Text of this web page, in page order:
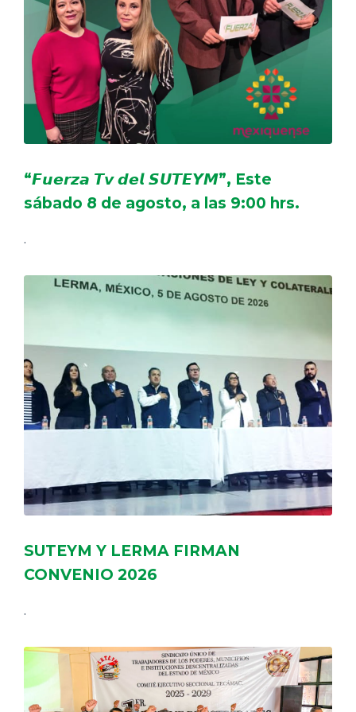
“𝙁𝙪𝙚𝙧𝙯𝙖 𝙏𝙫 𝙙𝙚𝙡 𝙎𝙐𝙏𝙀𝙔𝙈”, Este
sábado 8 de agosto, a las 9:00 hrs.
.
SUTEYM Y LERMA FIRMAN
CONVENIO 2026
.